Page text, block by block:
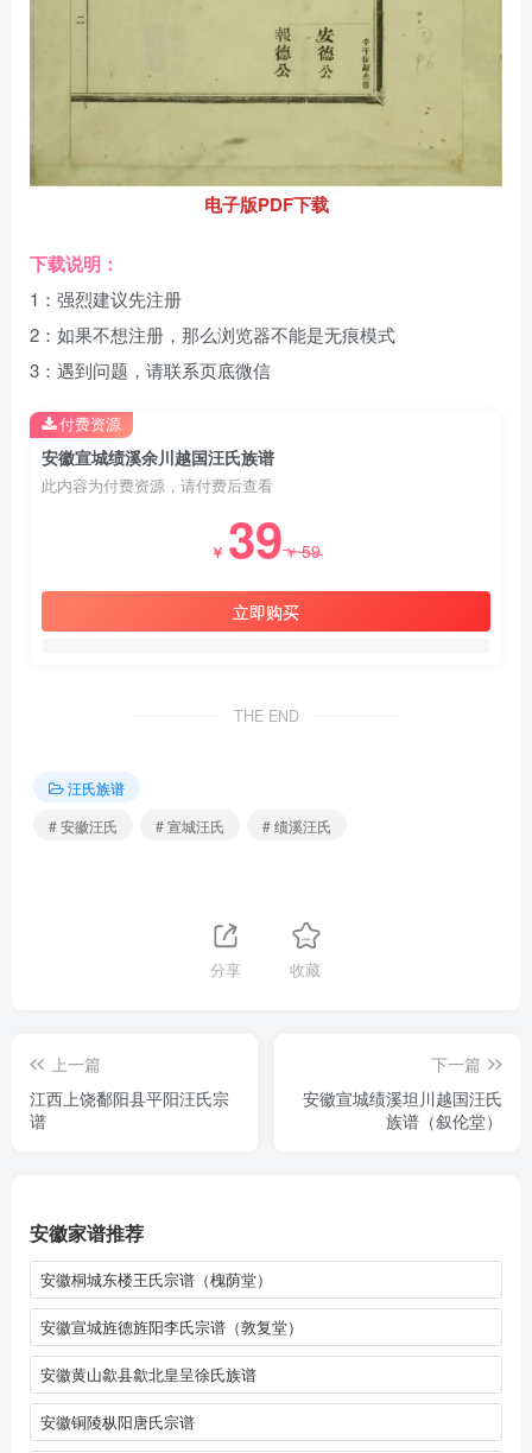
电子版PDF下载
下载说明：
1：强烈建议先注册
2：如果不想注册，那么浏览器不能是无痕模式
3：遇到问题，请联系页底微信
安徽宣城绩溪余川越国汪氏族谱
此内容为付费资源，请付费后查看
￥ 39￥59
立即购买
付费资源
THE END
汪氏族谱
# 安徽汪氏
# 宣城汪氏 # 绩溪汪氏
分享 收藏
上一篇
江西上饶鄱阳县平阳汪氏宗
谱
下一篇
安徽宣城绩溪坦川越国汪氏
族谱（叙伦堂）
安徽家谱推荐
安徽桐城东楼王氏宗谱（槐荫堂）
安徽宣城旌德旌阳李氏宗谱（敦复堂）
安徽黄山歙县歙北皇呈徐氏族谱
安徽铜陵枞阳唐氏宗谱